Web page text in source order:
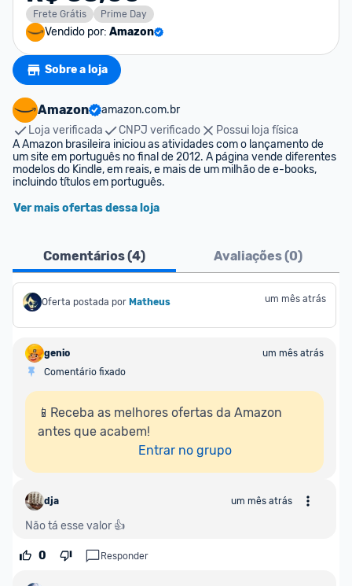
Frete Grátis Prime Day
Vendido por: Amazon
Sobre a loja
Amazon
amazon.com.br
Loja verificada
CNPJ verificado
Possui loja física
A Amazon brasileira iniciou as atividades com o lançamento de
um site em português no final de 2012. A página vende diferentes
modelos do Kindle, em reais, e mais de um milhão de e-books,
incluindo títulos em português.
Ver mais ofertas dessa loja
Comentários (4) Avaliações (0)
Oferta postada por Matheus um mês atrás
genio
um mês atrás
Comentário fixado
📱Receba as melhores ofertas da Amazon
antes que acabem!
Entrar no grupo
dja um mês atrás
Não tá esse valor 👍
0 Responder